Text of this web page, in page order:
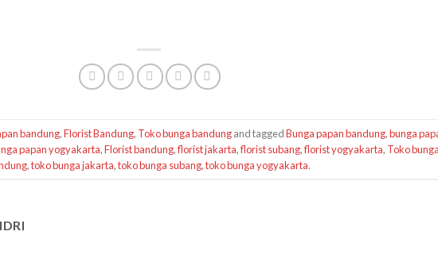
bandung,Florist Bandung, Toko bunga bandungand taggedBunga papan bandung,bunga
papan yogyakarta,Florist bandung,florist jakarta,florist subang,florist yogyakarta, Toko
,toko bunga jakarta,toko bunga subang,toko bunga yogyakarta.